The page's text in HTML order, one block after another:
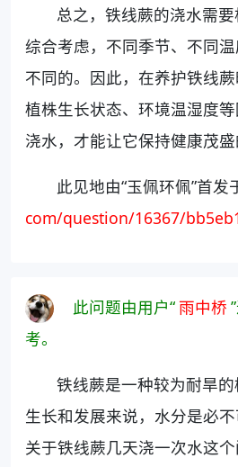
总之，铁线蕨的浇水需
综合考虑，不同季节、不同
不同的。因此，在养护铁线
植株生长状态、环境温湿度
浇水，才能让它保持健康茂盛
此见地由“玉佩环佩”首发
com/question/16367/
此问题由用户“ 雨中桥
考。
铁线蕨是一种较为耐旱
生长和发展来说，水分是必不
关于铁线蕨几天浇一次水这